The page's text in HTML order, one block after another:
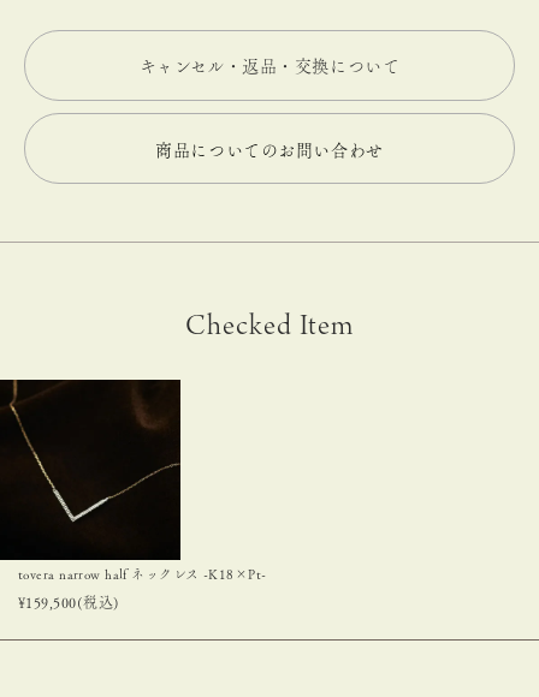
キャンセル・返品・交換について
商品についてのお問い合わせ
Checked Item
tovera narrow half ネックレス -K18×Pt-
¥159,500(税込)